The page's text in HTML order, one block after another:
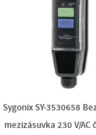
Sygonix SY-3530658
mezizásuvka 230 V/AC